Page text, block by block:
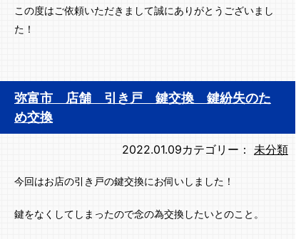
この度はご依頼いただきまして誠にありがとうございまし
た！
弥富市 店舗 引き戸 鍵交換 鍵紛失のた
め交換
2022.01.09カテゴリー： 未分類
今回はお店の引き戸の鍵交換にお伺いしました！
鍵をなくしてしまったので念の為交換したいとのこと。